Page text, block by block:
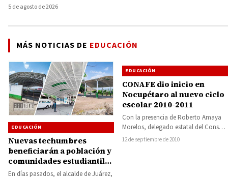
5 de agosto de 2026
MÁS NOTICIAS DE EDUCACIÓN
EDUCACIÓN
Nuevas techumbres
beneficiarán a población y
comunidades estudiantiles
en el municipio de Juárez:
En días pasados, el alcalde de Juárez,
EDUCACIÓN
CONAFE dio inicio en
Nocupétaro al nuevo ciclo
escolar 2010-2011
Con la presencia de Roberto Amaya
Morelos, delegado estatal del Consejo
Nacional de Fomento Educativo
12 de septiembre de 2010